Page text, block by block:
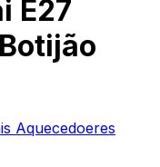
E27
Aquecedoeres